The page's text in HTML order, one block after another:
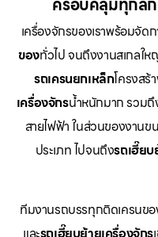
เครื่องจักรของเราพร้อมจั
ของทั่วไป จนถึงงานสเกลใ
รถเครนยกเหล็กโครงสร้
เครื่องจักรน้ำหนักมาก รวมถึ
สายไฟฟ้า ในส่วนของงานข
ประเภท ไปจนถึงรถเฮี๊ย
ทีมงานรถบรรทุกติดเครนขอ